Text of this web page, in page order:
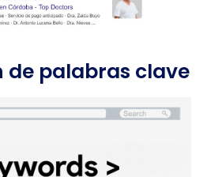
de palabras clave